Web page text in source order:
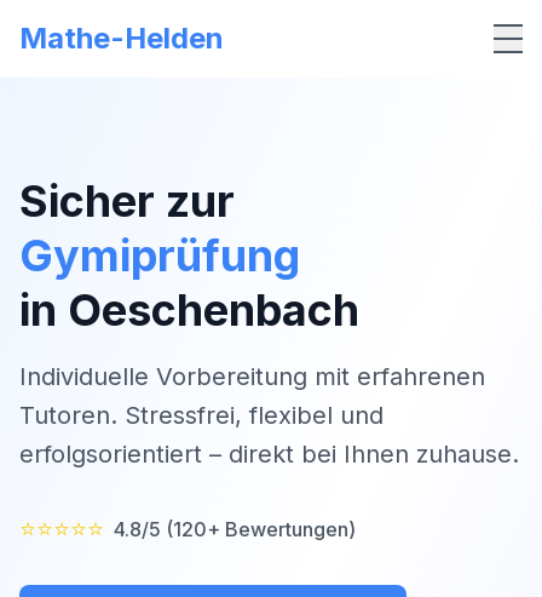
Mathe-Helden
Sicher zur
Gymiprüfung
in Oeschenbach
Individuelle Vorbereitung mit erfahrenen
Tutoren. Stressfrei, flexibel und
erfolgsorientiert – direkt bei Ihnen zuhause.
⭐⭐⭐⭐⭐ 4.8/5 (120+ Bewertungen)